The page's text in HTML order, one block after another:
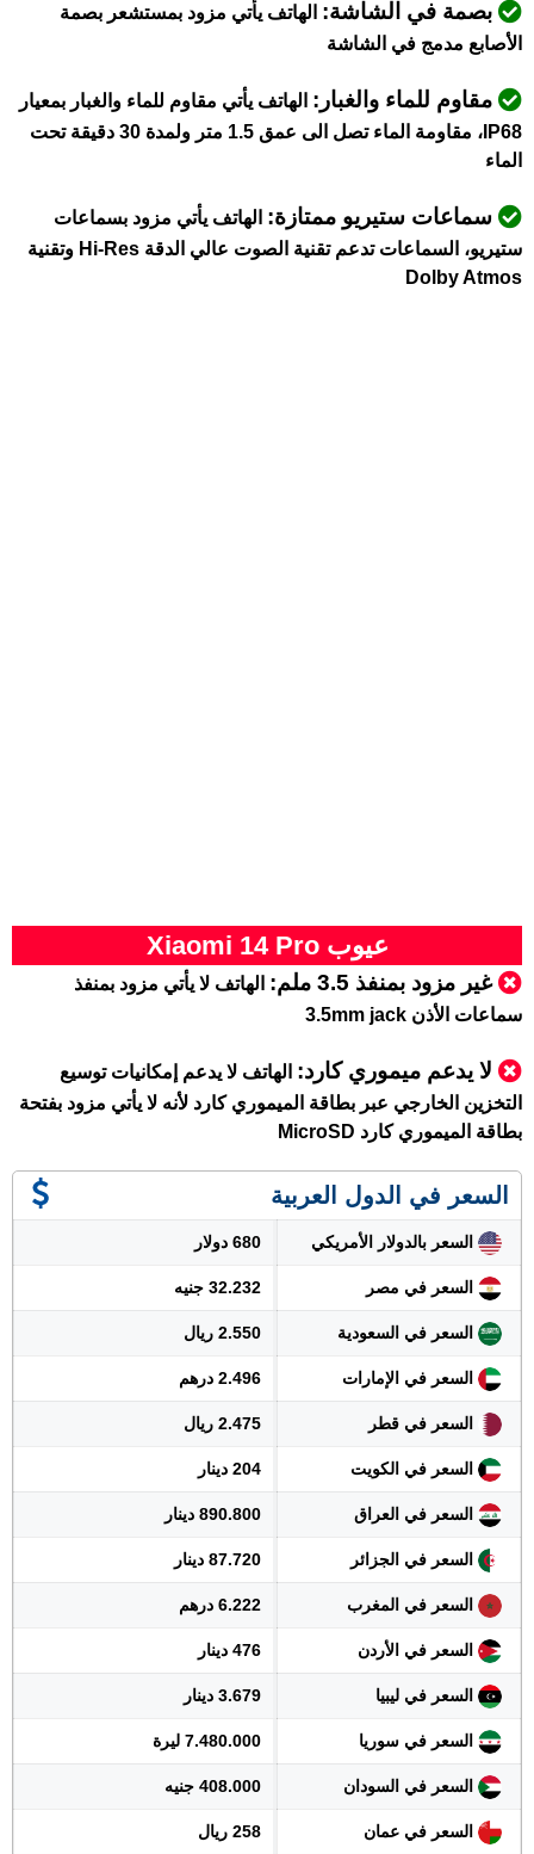
بصمة في الشاشة: الهاتف يأتي مزود بمستشعر بصمة
الأصابع مدمج في الشاشة
مقاوم للماء والغبار: الهاتف يأتي مقاوم للماء والغبار بمعيار
IP68، مقاومة الماء تصل الى عمق 1.5 متر ولمدة 30 دقيقة تحت
الماء
سماعات ستيريو ممتازة: الهاتف يأتي مزود بسماعات
ستيريو، السماعات تدعم تقنية الصوت عالي الدقة Hi-Res وتقنية
Dolby Atmos
عيوب Xiaomi 14 Pro
غير مزود بمنفذ 3.5 ملم:
الهاتف لا يأتي مزود بمنفذ
سماعات الأذن 3.5mm jack
لا يدعم ميموري كارد: الهاتف لا يدعم إمكانيات توسيع
التخزين الخارجي عبر بطاقة الميموري كارد لأنه لا يأتي مزود بفتحة
بطاقة الميموري كارد MicroSD
السعر في الدول العربية
السعر بالدولار الأمريكي 680 دولار
السعر في مصر 32.232 جنيه
السعر في السعودية 2.550 ريال
السعر في الإمارات 2.496 درهم
السعر في قطر 2.475 ريال
السعر في الكويت 204 دينار
السعر في العراق 890.800 دينار
السعر في الجزائر 87.720 دينار
السعر في المغرب 6.222 درهم
السعر في الأردن 476 دينار
السعر في ليبيا 3.679 دينار
السعر في سوريا 7.480.000 ليرة
السعر في السودان 408.000 جنيه
السعر في عمان 258 ريال